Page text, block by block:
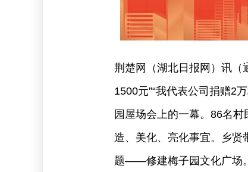
荆楚网（湖北日报网）讯（
1500元”“我代表公司捐赠2
园屋场会上的一幕。86名村
造、美化、亮化事宜。乡贤
题——修建梅子园文化广场。